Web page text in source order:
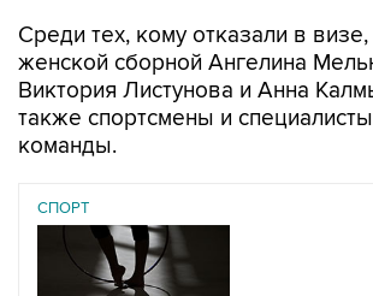
Среди тех, кому отказали в
женской сборной Ангелина
Виктория Листунова и Анна
также спортсмены и
команды.
СПОРТ